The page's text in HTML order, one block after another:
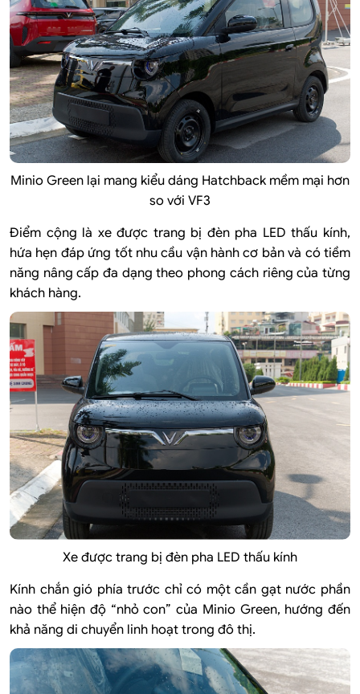
Minio Green lại mang kiểu dáng Hatchback mềm mại hơn
so với VF3
Điểm cộng là xe được trang bị đèn pha LED thấu kính,
hứa hẹn đáp ứng tốt nhu cầu vận hành cơ bản và có tiềm
năng nâng cấp đa dạng theo phong cách riêng của từng
khách hàng.
Xe được trang bị đèn pha LED thấu kính
Kính chắn gió phía trước chỉ có một cần gạt nước phần
nào thể hiện độ “nhỏ con” của Minio Green, hướng đến
khả năng di chuyển linh hoạt trong đô thị.